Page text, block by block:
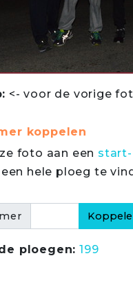
<- voor de vorige
koppelen
foto aan een
hele ploeg te
ploegen: 199